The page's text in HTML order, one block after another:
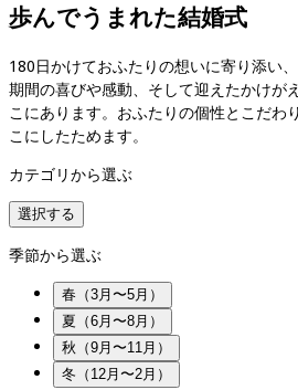
歩んでうまれた結婚式
180日かけておふたりの想いに寄り添い
期間の喜びや感動、そして迎えたかけが
こにあります。おふたりの個性とこだわ
こにしたためます。
カテゴリから選ぶ
選択する
季節から選ぶ
春（3月〜5月）
夏（6月〜8月）
秋（9月〜11月）
冬（12月〜2月）